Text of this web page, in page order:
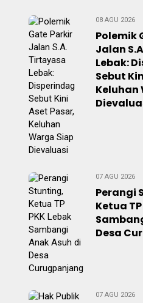
08 AGU 2026
Polemik
Jalan
Lebak:
Sebut
Keluhan
07 AGU 2026
Perangi
Ketua
Desa
07 AGU 2026